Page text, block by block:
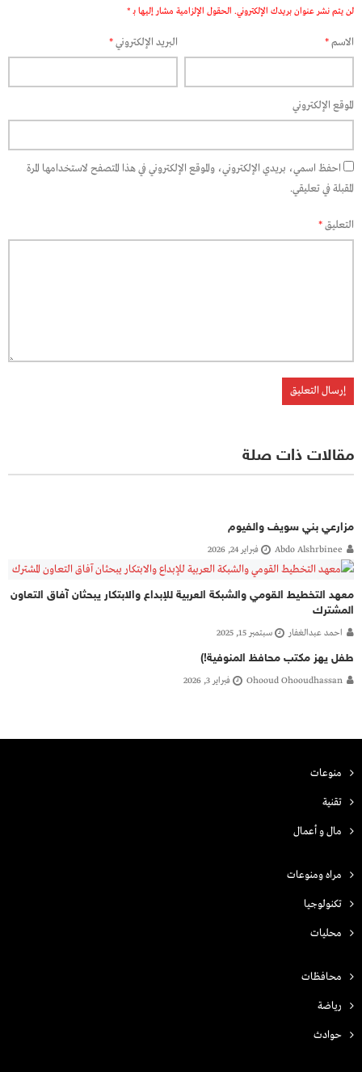
لن يتم نشر عنوان بريدك الإلكتروني. الحقول الإلزامية مشار إليها بـ *
الاسم* البريد الإلكتروني*
الموقع الإلكتروني
احفظ اسمي، بريدي الإلكتروني، والموقع الإلكتروني في هذا المتصفح لاستخدامها المرة
المقبلة في تعليقي.
التعليق*
مقالات ذات صلة
مزارعي بني سويف والفيوم
Abdo Alshrbinee فبراير 24, 2026
معهد التخطيط القومي والشبكة العربية للإبداع والابتكار يبحثان آفاق التعاون
المشترك
احمد عبدالغفار سبتمبر 15, 2025
طفل يهز مكتب محافظ المنوفية!)
Ohooud Ohooudhassan فبراير 3, 2026
منوعات
تقنية
مال و أعمال
مراه ومنوعات
تكنولوجيا
محليات
محافظات
رياضة
حوادث